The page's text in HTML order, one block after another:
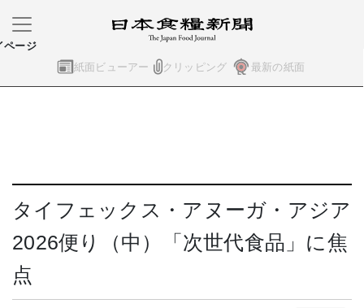
紙面ビューアー クリッピング 最新の紙面
ページ
タイフェックス・アヌーガ・アジア
2026便り（中）「次世代食品」に焦
点